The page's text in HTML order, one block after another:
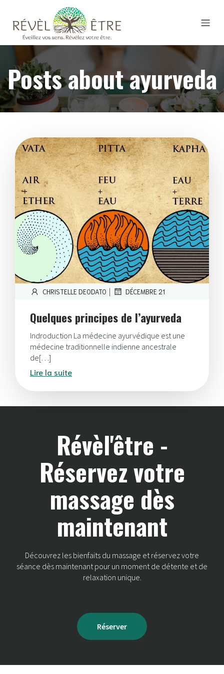
Posts about ayurveda
CHRISTELLE DEODATO | DÉCEMBRE 21
Quelques principes de l’ayurveda
Indroduction La médecine ayurvédique est une
médecine traditionnelle indienne ancestrale
de[…]
Lire la suite
Révèl'être -
Réservez votre
massage dès
maintenant
Découvrez les bienfaits du massage et réservez votre
séance dès maintenant pour un moment de détente et de
relaxation unique.
Réserver